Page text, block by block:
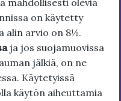
mahdollisesti olevia
on käytetty
alin arvio on 8½.
ja jos suojamuovissa
jälkiä, on ne
Käytetyissä
käytön aiheuttamia